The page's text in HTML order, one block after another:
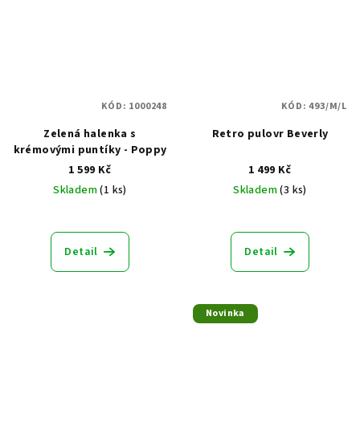
Zelená halenka s
krémovými puntíky - Poppy
1 599 Kč
Skladem(1 ks)
hodnocení
produktu
Detail
KÓD: 1000248
Retro pulovr Beverly
1 499 Kč
Skladem(3 ks)
hodnocení
produktu
Detail
KÓD:493/M/L
Novinka